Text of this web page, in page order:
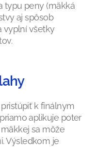
typu peny (mäkká
aj spôsob
vyplní všetky
k finálnym
aplikuje poter
sa môže
Výsledkom je